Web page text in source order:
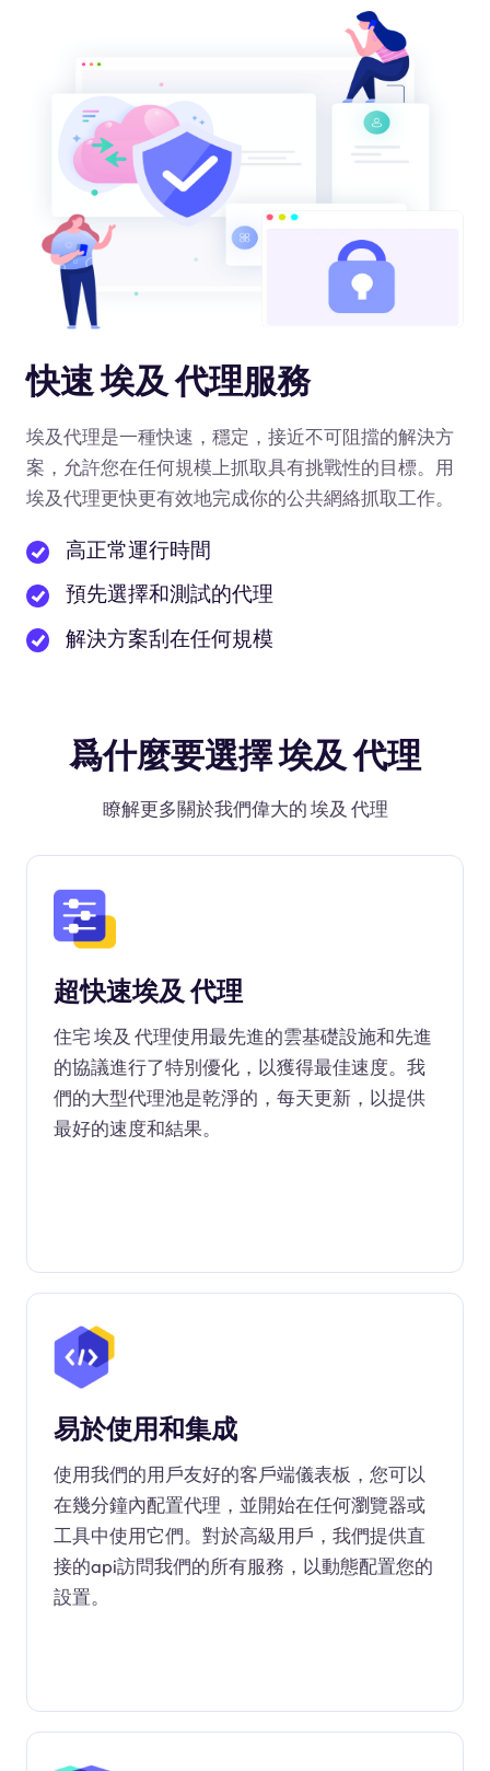
快速 埃及 代理服務
埃及代理是一種快速，穩定，接近不可阻擋的解決方
案，允許您在任何規模上抓取具有挑戰性的目標。用
埃及代理更快更有效地完成你的公共網絡抓取工作。
高正常運行時間
預先選擇和測試的代理
解決方案刮在任何規模
爲什麼要選擇 埃及 代理
瞭解更多關於我們偉大的 埃及 代理
超快速埃及 代理
住宅 埃及 代理使用最先進的雲基礎設施和先進
的協議進行了特別優化，以獲得最佳速度。我
們的大型代理池是乾淨的，每天更新，以提供
最好的速度和結果。
易於使用和集成
使用我們的用戶友好的客戶端儀表板，您可以
在幾分鐘內配置代理，並開始在任何瀏覽器或
工具中使用它們。對於高級用戶，我們提供直
接的api訪問我們的所有服務，以動態配置您的
設置。